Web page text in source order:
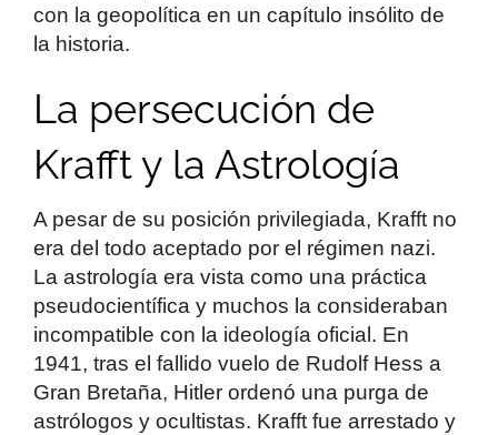
con la geopolítica en un capítulo insólito de
la historia.
La persecución de
Krafft y la Astrología
A pesar de su posición privilegiada, Krafft no
era del todo aceptado por el régimen nazi.
La astrología era vista como una práctica
pseudocientífica y muchos la consideraban
incompatible con la ideología oficial. En
1941, tras el fallido vuelo de Rudolf Hess a
Gran Bretaña, Hitler ordenó una purga de
astrólogos y ocultistas. Krafft fue arrestado y